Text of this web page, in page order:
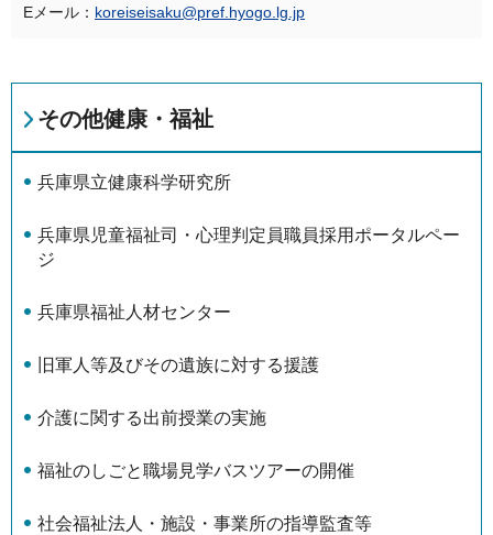
Eメール： koreiseisaku@pref.hyogo.lg.jp
その他健康・福祉
兵庫県立健康科学研究所
兵庫県児童福祉司・心理判定員職員採用ポータルペー
ジ
兵庫県福祉人材センター
旧軍人等及びその遺族に対する援護
介護に関する出前授業の実施
福祉のしごと職場見学バスツアーの開催
社会福祉法人・施設・事業所の指導監査等